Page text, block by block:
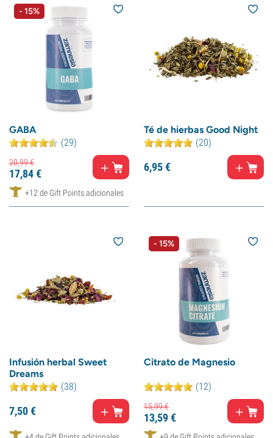
- 15%
GABA
(29)
20,99€
17,84€
+12 de Gift Points adicionales
Té de hierbas Good Night
(20)
6,95€
Infusión herbal Sweet
Dreams
(38)
7,50€
- 15%
Citrato de Magnesio
(12)
15,99€
13,59€